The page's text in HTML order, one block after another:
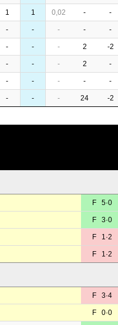
1 1 0,02 - -
- - - - -
- - - 2 -2
- - - 2 -
- - - - -
- - - 24 -2
F 5·0
F 3·0
F 1·2
F 1·2
F 3·4
F 0·0